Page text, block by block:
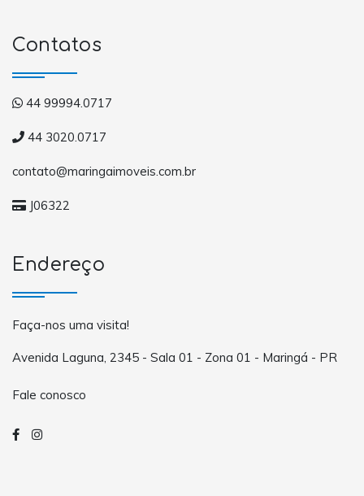
Contatos
44 99994.0717
44 3020.0717
contato@maringaimoveis.com.br
J06322
Endereço
Faça-nos uma visita!
Avenida Laguna, 2345 - Sala 01 - Zona 01 - Maringá - PR
Fale conosco